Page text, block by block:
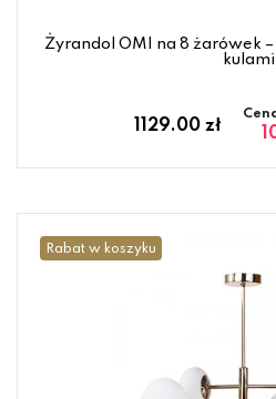
Żyrandol OMI na 8 żarówek
kulami
1129.00 zł
Rabat w koszyku